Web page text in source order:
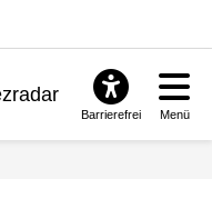
Barrierefrei Menü